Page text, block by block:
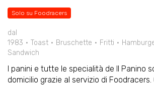
Solo su Foodracers
dal
1983
Toast Bruschette Fritti
Sandwich
I panini e tutte le specialità de Il Panino
domicilio grazie al servizio di Foodracers.